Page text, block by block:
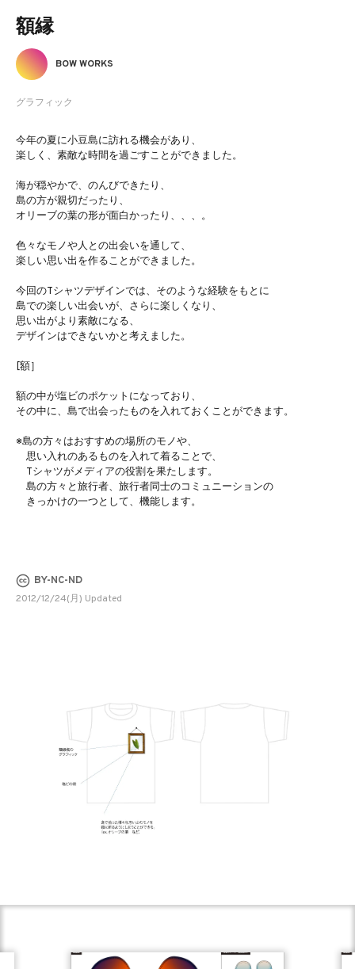
額縁
グラフィック
BOW WORKS
今年の夏に小豆島に訪れる機会があり、
楽しく、素敵な時間を過ごすことができました。
海が穏やかで、のんびできたり、
島の方が親切だったり、
オリーブの葉の形が面白かったり、、、。
色々なモノや人との出会いを通して、
楽しい思い出を作ることができました。
今回のTシャツデザインでは、そのような経験をもとに
島での楽しい出会いが、さらに楽しくなり、
思い出がより素敵になる、
デザインはできないかと考えました。
[額］
額の中が塩ビのポケットになっており、
その中に、島で出会ったものを入れておくことができます。
※島の方々はおすすめの場所のモノや、
思い入れのあるものを入れて着ることで、
Tシャツがメディアの役割を果たします。
島の方々と旅行者、旅行者同士のコミュニーションの
きっかけの一つとして、機能します。
BY-NC-ND
2012/12/24(月) Updated